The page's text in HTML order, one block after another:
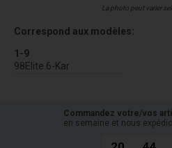
La photo peut varier
Correspond aux modèles:
1-9
98Elite.6-Kar
Commandez votre/vos
en semaine et nous